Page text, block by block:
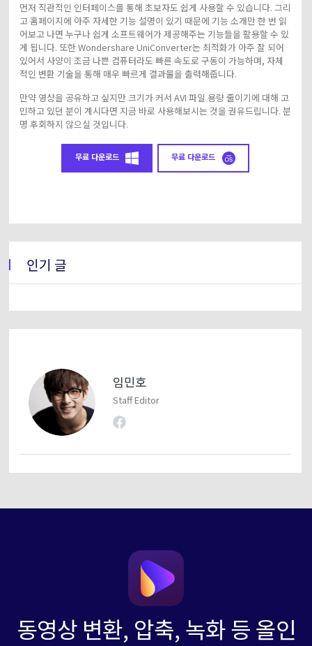
먼저 직관적인 인터페이스를 통해 초보자도 쉽게 사용할 수 있습니다. 그리
고 홈페이지에 아주 자세한 기능 설명이 있기 때문에 기능 소개만 한 번 읽
어보고 나면 누구나 쉽게 소프트웨어가 제공해주는 기능들을 활용할 수 있
게 됩니다. 또한 Wondershare UniConverter는 최적화가 아주 잘 되어
있어서 사양이 조금 나쁜 컴퓨터라도 빠른 속도로 구동이 가능하며, 자체
적인 변환 기술을 통해 매우 빠르게 결과물을 출력해줍니다.
만약 영상을 공유하고 싶지만 크기가 커서 AVI 파일 용량 줄이기에 대해 고
민하고 있던 분이 계시다면 지금 바로 사용해보시는 것을 권유드립니다. 분
명 후회하지 않으실 것입니다.
무료 다운로드 무료 다운로드
인기 글
임민호
Staff Editor
동영상 변환, 압축, 녹화 등 올인